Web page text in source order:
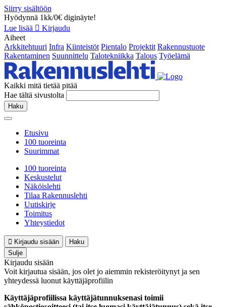
Siirry sisältöön
Hyödynnä 1kk/0€ diginäyte!
Lue lisää
Kirjaudu
Aiheet
Arkkitehtuuri Infra Kiinteistöt Pientalo Projektit Rakennustuote
Rakentaminen Suunnittelu Talotekniikka Talous Työelämä
Kaikki mitä tietää pitää
Hae tältä sivustolta
Haku
Etusivu
100 tuoreinta
Suurimmat
100 tuoreinta
Keskustelut
Näköislehti
Tilaa Rakennuslehti
Uutiskirje
Toimitus
Yhteystiedot
Kirjaudu sisään
Haku
Sulje
Kirjaudu sisään
Voit kirjautua sisään, jos olet jo aiemmin rekisteröitynyt ja sen
yhteydessä luonut käyttäjäprofiilin
Käyttäjäprofiilissa käyttäjätunnuksenasi toimii